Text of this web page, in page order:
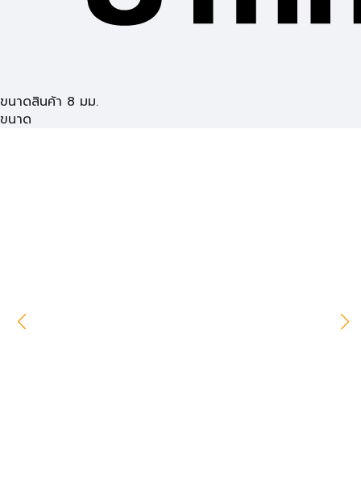
ขนาดสินค้า 8 มม.
ขนาด